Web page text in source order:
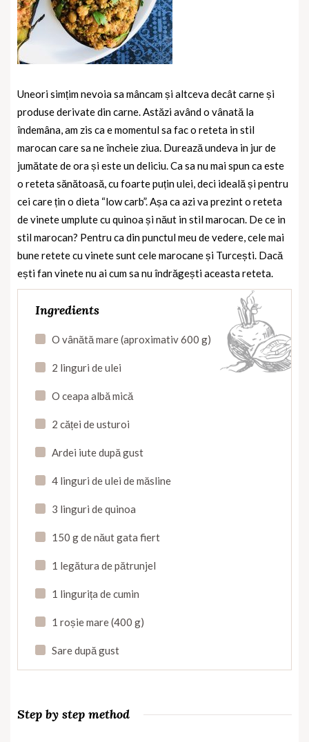
Uneori simțim nevoia sa mâncam și altceva decât carne și
produse derivate din carne. Astăzi având o vânată la
îndemâna, am zis ca e momentul sa fac o reteta in stil
marocan care sa ne încheie ziua. Durează undeva in jur de
jumătate de ora și este un deliciu. Ca sa nu mai spun ca este
o reteta sănătoasă, cu foarte puțin ulei, deci ideală și pentru
cei care țin o dieta “low carb”. Așa ca azi va prezint o reteta
de vinete umplute cu quinoa și năut in stil marocan. De ce in
stil marocan? Pentru ca din punctul meu de vedere, cele mai
bune retete cu vinete sunt cele marocane și Turcești. Dacă
ești fan vinete nu ai cum sa nu îndrăgești aceasta reteta.
Ingredients
O vânătă mare (aproximativ 600 g)
2 linguri de ulei
O ceapa albă mică
2 căței de usturoi
Ardei iute după gust
4 linguri de ulei de măsline
3 linguri de quinoa
150 g de năut gata fiert
1 legătura de pătrunjel
1 lingurița de cumin
1 roșie mare (400 g)
Sare după gust
Step by step method